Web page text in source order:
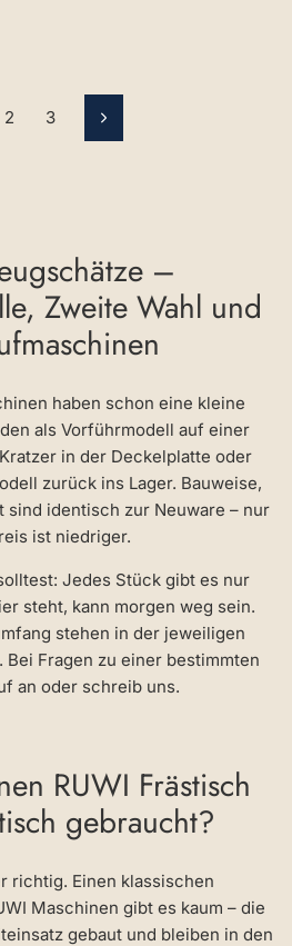
2 3 Vorwärts
–
Zweite Wahl und
haben schon eine kleine
als Vorführmodell auf einer
in der Deckelplatte oder
zurück ins Lager. Bauweise,
sind identisch zur Neuware – nur
ist niedriger.
Jedes Stück gibt es nur
steht, kann morgen weg sein.
stehen in der jeweiligen
Fragen zu einer bestimmten
an oder schreib uns.
RUWI Frästisch
gebraucht?
richtig. Einen klassischen
Maschinen gibt es kaum – die
gebaut und bleiben in den